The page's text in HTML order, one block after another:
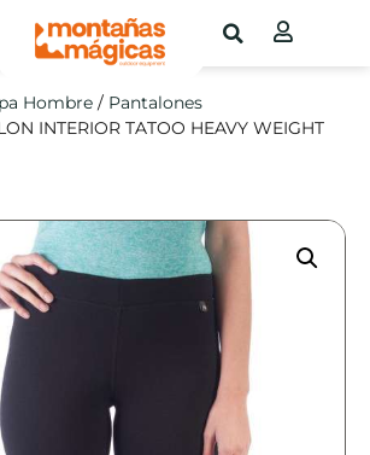
Hombre / Pantalones
INTERIOR TATOO HEAVY WEIGHT